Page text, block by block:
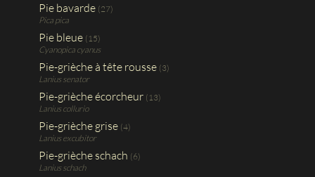
Pie bavarde (27)
Pica pica
Pie bleue (15)
Cyanopica cyanus
Pie-grièche à tête rousse (3)
Lanius senator
Pie-grièche écorcheur (13)
Lanius collurio
Pie-grièche grise (4)
Lanius excubitor
Pie-grièche schach (6)
Lanius schach